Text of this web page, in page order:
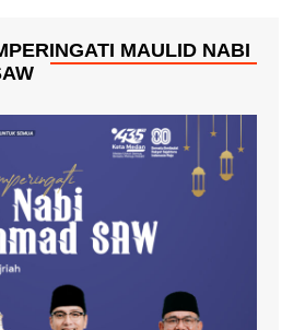
MAULID NABI